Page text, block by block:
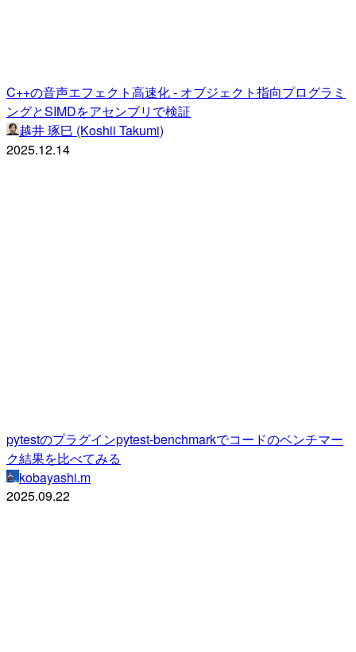
C++の音声エフェクト高速化 - オブジェクト指向プログラミ
ングとSIMDをアセンブリで検証
越井 琢巳 (Koshii Takumi)
2025.12.14
pytestのプラグインpytest-benchmarkでコードのベンチマー
ク結果を比べてみる
kobayashi.m
2025.09.22